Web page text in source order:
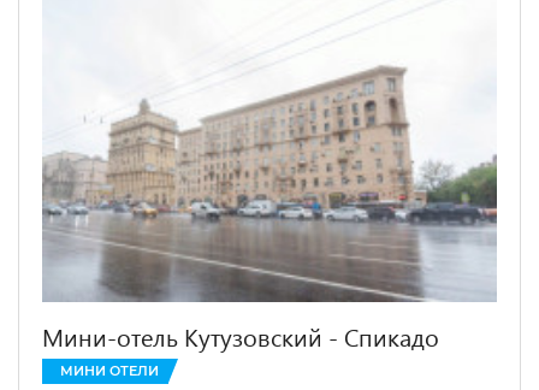
Мини-отель Кутузовский - Спикадо
МИНИ ОТЕЛИ